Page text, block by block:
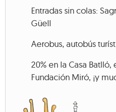
Entradas sin colas:
Güell
Aerobus, autobús
20% en la Casa Batlló,
Fundación Miró, ¡y